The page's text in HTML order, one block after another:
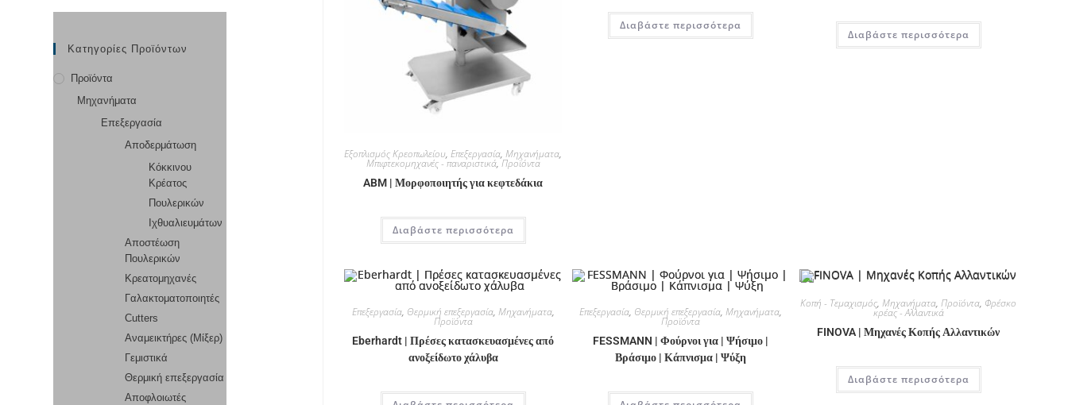
Εξοπλισμός Κρεοπωλείου,Επεξεργασία,Μηχανήματα,
Μπιφτεκομηχανές - παναριστικά,Προϊόντα
ABM | Μορφοποιητής για κεφτεδάκια
Διαβάστε περισσότερα
Διαβάστε περισσότερα
Διαβάστε περισσότερα
Επεξεργασία, Θερμική επεξεργασία, Μηχανήματα,
Προϊόντα
Eberhardt | Πρέσες κατασκευασμένες από
ανοξείδωτο χάλυβα
Επεξεργασία, Θερμική επεξεργασία,Μηχανήματα,
Προϊόντα
FESSMANN | Φούρνοι για | Ψήσιμο |
Βράσιμο | Κάπνισμα | Ψύξη
Κοπή - Τεμαχισμός,Μηχανήματα,Προϊόντα, Φρέσκο
κρέας - Αλλαντικά
FINOVA | Μηχανές Κοπής Αλλαντικών
Διαβάστε περισσότερα
Κατηγορίες Προϊόντων
Προϊόντα
Μηχανήματα
Επεξεργασία
Αποδερμάτωση
Κόκκινου
Κρέατος
Πουλερικών
Ιχθυαλιευμάτων
Αποστέωση
Πουλερικών
Κρεατομηχανές
Γαλακτοματοποιητές
Cutters
Αναμεικτήρες (Μίξερ)
Γεμιστικά
Θερμική επεξεργασία
Αποφλοιωτές